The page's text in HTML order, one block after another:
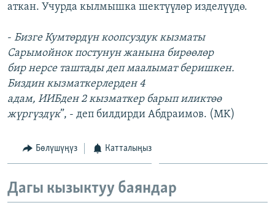
ЭЕ/АРнун бардык сайттары
аткан. Учурда кылмышка шектүүлөр изделүүдө.
- БизгеКумтөрдүн коопсуздук кызматы
Сарымойнок постунун жанына бирөөлөр
бир нерсе таштады деп маалымат беришкен.
Биздин кызматкерлерден 4
адам, ИИБден 2 кызматкер барып иликтөө
жүргүздүк”, - деп билдирди Абдраимов. (MK)
Бөлүшүңүз Катталыңыз
Дагы кызыктуу баяндар